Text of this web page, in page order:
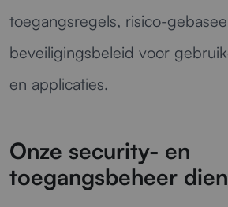
toegangsregels, risico-
beveiligingsbeleid voor
en applicaties.
Onze security- en
toegangsbeheer